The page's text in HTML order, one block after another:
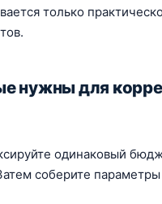
только
нужны для
одинаковый
соберите